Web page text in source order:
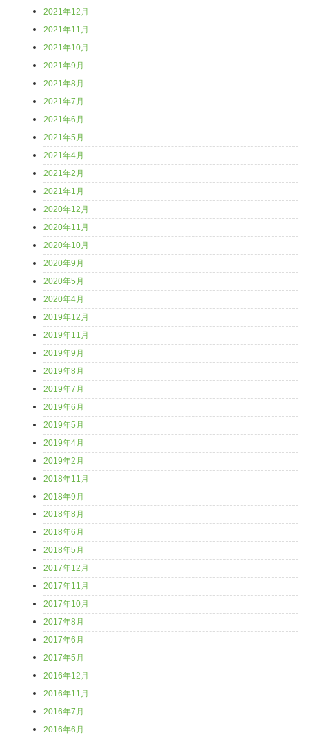
2021年12月
2021年11月
2021年10月
2021年9月
2021年8月
2021年7月
2021年6月
2021年5月
2021年4月
2021年2月
2021年1月
2020年12月
2020年11月
2020年10月
2020年9月
2020年5月
2020年4月
2019年12月
2019年11月
2019年9月
2019年8月
2019年7月
2019年6月
2019年5月
2019年4月
2019年2月
2018年11月
2018年9月
2018年8月
2018年6月
2018年5月
2017年12月
2017年11月
2017年10月
2017年8月
2017年6月
2017年5月
2016年12月
2016年11月
2016年7月
2016年6月